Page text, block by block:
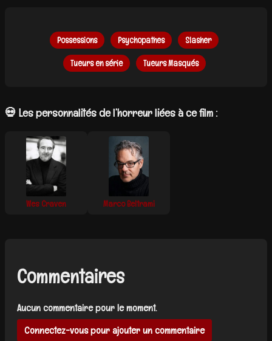
Possessions Psychopathes Slasher
Tueurs en série Tueurs Masqués
💀 Les personnalités de l’horreur liées à ce film :
Wes Craven Marco Beltrami
Commentaires
Aucun commentaire pour le moment.
Connectez-vous pour ajouter un commentaire